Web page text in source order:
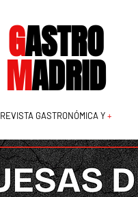
GASTRO
MADRID
REVISTA GASTRONÓMICA Y+